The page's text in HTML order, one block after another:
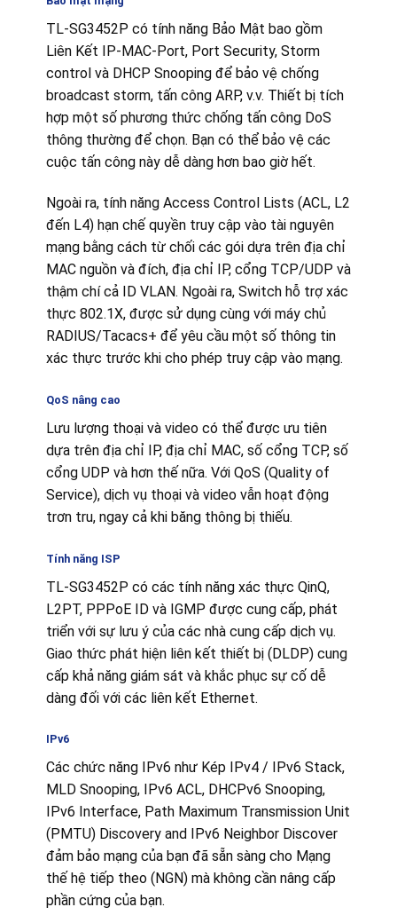
TL-SG3452P có tính năng Bảo Mật bao gồm
Liên Kết IP-MAC-Port, Port Security, Storm
control và DHCP Snooping để bảo vệ chống
broadcast storm, tấn công ARP, v.v. Thiết bị tích
hợp một số phương thức chống tấn công DoS
thông thường để chọn. Bạn có thể bảo vệ các
cuộc tấn công này dễ dàng hơn bao giờ hết.
Ngoài ra, tính năng Access Control Lists (ACL, L2
đến L4) hạn chế quyền truy cập vào tài nguyên
mạng bằng cách từ chối các gói dựa trên địa chỉ
MAC nguồn và đích, địa chỉ IP, cổng TCP/UDP và
thậm chí cả ID VLAN. Ngoài ra, Switch hỗ trợ xác
thực 802.1X, được sử dụng cùng với máy chủ
RADIUS/Tacacs+ để yêu cầu một số thông tin
xác thực trước khi cho phép truy cập vào mạng.
QoS nâng cao
Lưu lượng thoại và video có thể được ưu tiên
dựa trên địa chỉ IP, địa chỉ MAC, số cổng TCP, số
cổng UDP và hơn thế nữa. Với QoS (Quality of
Service), dịch vụ thoại và video vẫn hoạt động
trơn tru, ngay cả khi băng thông bị thiếu.
Tính năng ISP
TL-SG3452P có các tính năng xác thực QinQ,
L2PT, PPPoE ID và IGMP được cung cấp, phát
triển với sự lưu ý của các nhà cung cấp dịch vụ.
Giao thức phát hiện liên kết thiết bị (DLDP) cung
cấp khả năng giám sát và khắc phục sự cố dễ
dàng đối với các liên kết Ethernet.
IPv6
Các chức năng IPv6 như Kép IPv4 / IPv6 Stack,
MLD Snooping, IPv6 ACL, DHCPv6 Snooping,
IPv6 Interface, Path Maximum Transmission Unit
(PMTU) Discovery and IPv6 Neighbor Discover
đảm bảo mạng của bạn đã sẵn sàng cho Mạng
thế hệ tiếp theo (NGN) mà không cần nâng cấp
phần cứng của bạn.